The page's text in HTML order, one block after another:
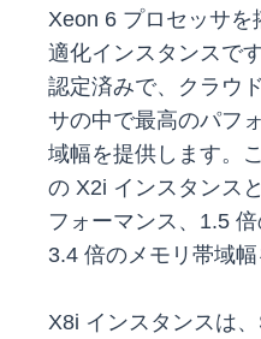
Xeon 6 プロセッサを
適化インスタンスで
認定済みで、クラウ
サの中で最高のパフ
域幅を提供します。
の X2i インスタンス
フォーマンス、1.5
3.4 倍のメモリ帯域幅
X8i インスタンスは